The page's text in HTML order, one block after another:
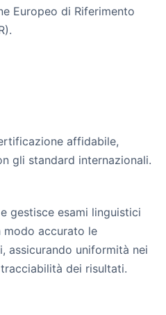
Europeo di Riferimento
affidabile,
gli standard internazionali.
gestisce esami linguistici
modo accurato le
assicurando uniformità nei
dei risultati.